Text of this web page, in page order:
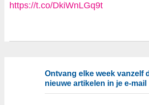
https://t.co/DkiWnLGq9t
Ontvang elke week vanzelf
nieuwe artikelen in je e-mail